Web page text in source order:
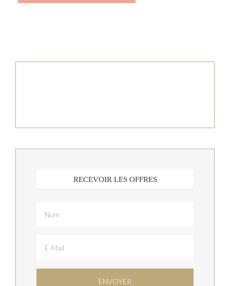
RECEVOIR LES OFFRES